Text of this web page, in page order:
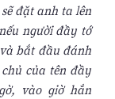
đặt anh ta lên
người đầy tớ
bắt đầu đánh
của tên đầy
vào giờ hắn